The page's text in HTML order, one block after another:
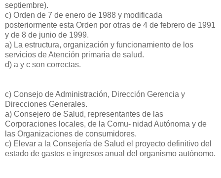
septiembre).
c) Orden de 7 de enero de 1988 y modificada
posteriormente esta Orden por otras de 4 de febrero de 1991
y de 8 de junio de 1999.
a) La estructura, organización y funcionamiento de los
servicios de Atención primaria de salud.
d) a y c son correctas.
c) Consejo de Administración, Dirección Gerencia y
Direcciones Generales.
a) Consejero de Salud, representantes de las
Corporaciones locales, de la Comu- nidad Autónoma y de
las Organizaciones de consumidores.
c) Elevar a la Consejería de Salud el proyecto definitivo del
estado de gastos e ingresos anual del organismo autónomo.